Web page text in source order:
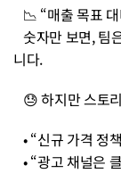
📉 “매출 목표
   숫자만 보면, 팀은 단순히 “우린 실패했다”라는 좌절감에 빠집
니다.
😓 하지만 스
• “신규 가격
• “광고 채널